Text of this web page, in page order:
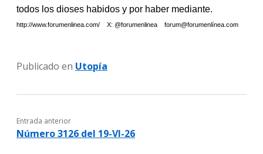
todos los dioses habidos y por haber mediante.
http://www.forumenlinea.com/ X: @forumenlinea forum@forumenlínea.com
Publicado en Utopía
Entrada anterior
Número 3126 del 19-VI-26